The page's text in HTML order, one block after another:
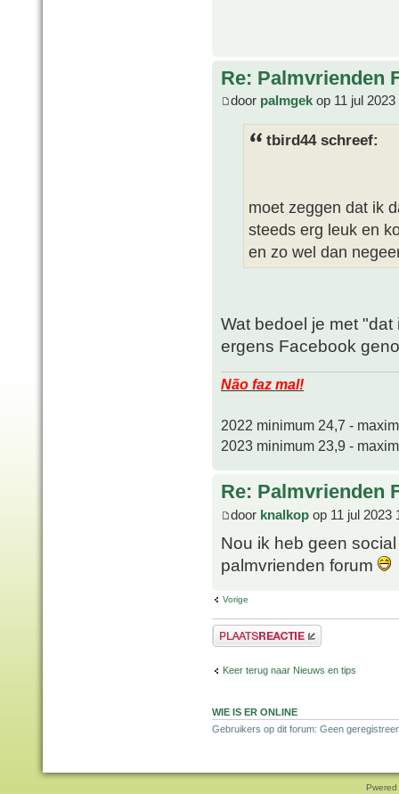
Re: Palmvrienden
door palmgek op 11 jul 2023
tbird44 schreef:
moet zeggen dat ik
steeds erg leuk en
en zo wel dan
Wat bedoel je met
ergens Facebook
Não faz mal!
2022 minimum 24,7 -
2023 minimum 23,9 -
Re: Palmvrienden
door knalkop op 11 jul 2023
Nou ik heb geen
palmvrienden forum
Vorige
Plaats een reactie
Keer terug naar Nieuws en tips
WIE IS ER ONLINE
Gebruikers op dit forum: Geen